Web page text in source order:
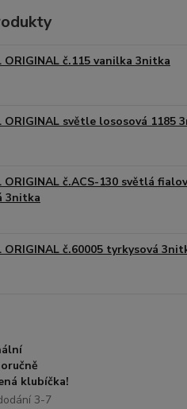
ORIGINAL č.115 vanilka 3nitka
ORIGINAL světle lososová 1185
ORIGINAL č.ACS-130 světlá
3nitka
ORIGINAL č.60005 tyrkysová
klubíčka!
3-7